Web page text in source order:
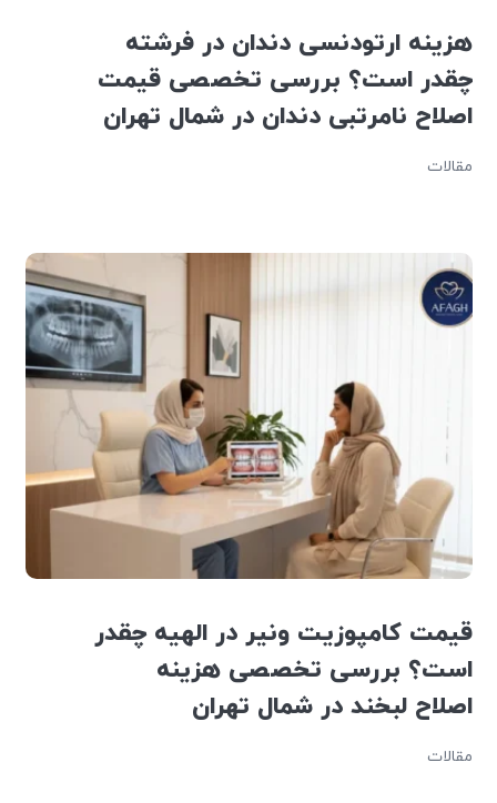
هزینه ارتودنسی دندان در فرشته
چقدر است؟ بررسی تخصصی قیمت
اصلاح نامرتبی دندان در شمال تهران
مقالات
قیمت کامپوزیت ونیر در الهیه چقدر
است؟ بررسی تخصصی هزینه
اصلاح لبخند در شمال تهران
مقالات